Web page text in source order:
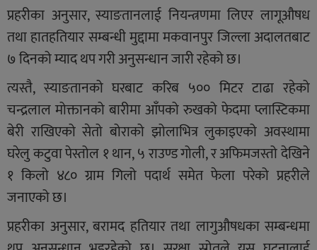
प्रहरीका अनुसार, स्याङतानलाई नियन्त्रणमा लिएर लागूऔषध
तथा हातहतियार सम्बन्धी मुद्दामा मकवानपुर जिल्ला अदालतबाट
७ दिनको म्याद थप गरी अनुसन्धान जारी रहेको छ।
त्यस्तै, स्याङतानको घरबाट करिब ५०० मिटर टाढा रहेको
चन्द्रलाल मोक्तानको बारीमा आँपको रुखको फेदमा प्लास्टिकमा
बेरी राखिएको सेतो बोराको झोलाभित्र लुकाइएको अवस्थामा
घरेलु कटुवा पेस्तोल १ थान, ५ राउण्ड गोली, र अफिमजस्तो देखिने
१ किलो ४८० ग्राम गिलो पदार्थ समेत फेला परेको प्रहरीले
जनाएको छ।
प्रहरीका अनुसार, बरामद हतियार तथा लागुऔषधका सम्बन्धमा